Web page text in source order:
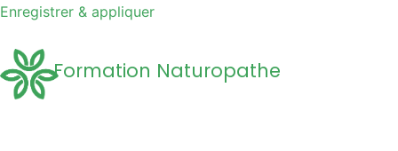
Enregistrer & appliquer
Formation Naturopathe